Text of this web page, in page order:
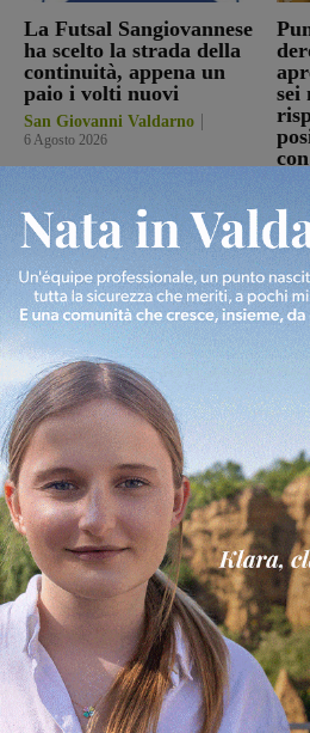
La Futsal Sangiovannese
ha scelto la strada della
continuità, appena un
paio i volti nuovi
San Giovanni Valdarno
6 Agosto 2026
sei
In Vetrina
In vetrina 6 Agosto 2026
Gita di famiglia a Firenze:
divertire i tuoi figli